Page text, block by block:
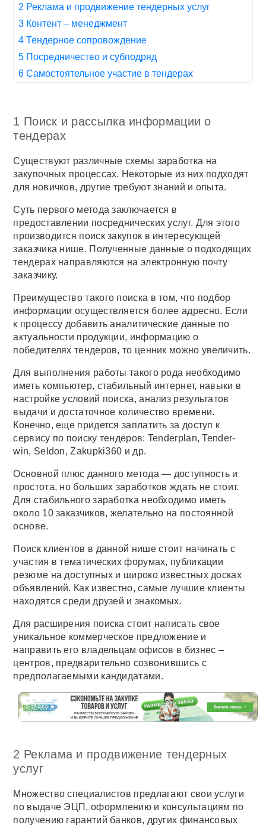
2 Реклама и продвижение тендерных услуг
3 Контент – менеджмент
4 Тендерное сопровождение
5 Посредничество и субподряд
6 Самостоятельное участие в тендерах
1 Поиск и рассылка информации о
тендерах
Существуют различные схемы заработка на
закупочных процессах. Некоторые из них подходят
для новичков, другие требуют знаний и опыта.
Суть первого метода заключается в
предоставлении посреднических услуг. Для этого
производится поиск закупок в интересующей
заказчика нише. Полученные данные о подходящих
тендерах направляются на электронную почту
заказчику.
Преимущество такого поиска в том, что подбор
информации осуществляется более адресно. Если
к процессу добавить аналитические данные по
актуальности продукции, информацию о
победителях тендеров, то ценник можно увеличить.
Для выполнения работы такого рода необходимо
иметь компьютер, стабильный интернет, навыки в
настройке условий поиска, анализ результатов
выдачи и достаточное количество времени.
Конечно, еще придется заплатить за доступ к
сервису по поиску тендеров: Tenderplan, Tender-
win, Seldon, Zakupki360 и др.
Основной плюс данного метода — доступность и
простота, но больших заработков ждать не стоит.
Для стабильного заработка необходимо иметь
около 10 заказчиков, желательно на постоянной
основе.
Поиск клиентов в данной нише стоит начинать с
участия в тематических форумах, публикации
резюме на доступных и широко известных досках
объявлений. Как известно, самые лучшие клиенты
находятся среди друзей и знакомых.
Для расширения поиска стоит написать свое
уникальное коммерческое предложение и
направить его владельцам офисов в бизнес –
центров, предварительно созвонившись с
предполагаемыми кандидатами.
2 Реклама и продвижение тендерных
услуг
Множество специалистов предлагают свои услуги
по выдаче ЭЦП, оформлению и консультациям по
получению гарантий банков, других финансовых